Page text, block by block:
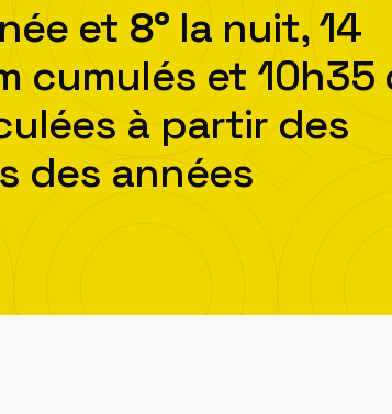
et 8°la nuit,14
cumulés et 10h35
à partir des
des années